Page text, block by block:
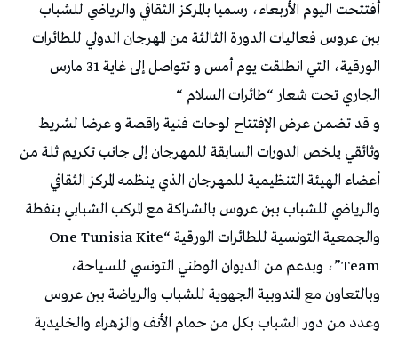
أفتتحت اليوم الأربعاء، رسميا بالمركز الثقافي والرياضي للشباب
ببن عروس فعاليات الدورة الثالثة من المهرجان الدولي للطائرات
الورقية، التي انطلقت يوم أمس و تتواصل إلى غاية 31 مارس
الجاري تحت شعار “طائرات السلام “
و قد تضمن عرض الإفتتاح لوحات فنية راقصة و عرضا لشريط
وثائقي يلخص الدورات السابقة للمهرجان إلى جانب تكريم ثلة من
أعضاء الهيئة التنظيمية للمهرجان الذي ينظمه المركز الثقافي
والرياضي للشباب ببن عروس بالشراكة مع المركب الشبابي بنفطة
والجمعية التونسية للطائرات الورقية “One Tunisia Kite
Team”، وبدعم من الديوان الوطني التونسي للسياحة،
وبالتعاون مع المندوبية الجهوية للشباب والرياضة ببن عروس
وعدد من دور الشباب بكل من حمام الأنف والزهراء والخليدية